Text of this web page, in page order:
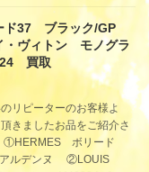
ド37 ブラック/GP
ヴィトン モノグラ
買取
リピーターのお客様よ
きましたお品をご紹介さ
①HERMES ボリード
ルデンヌ ②LOUIS